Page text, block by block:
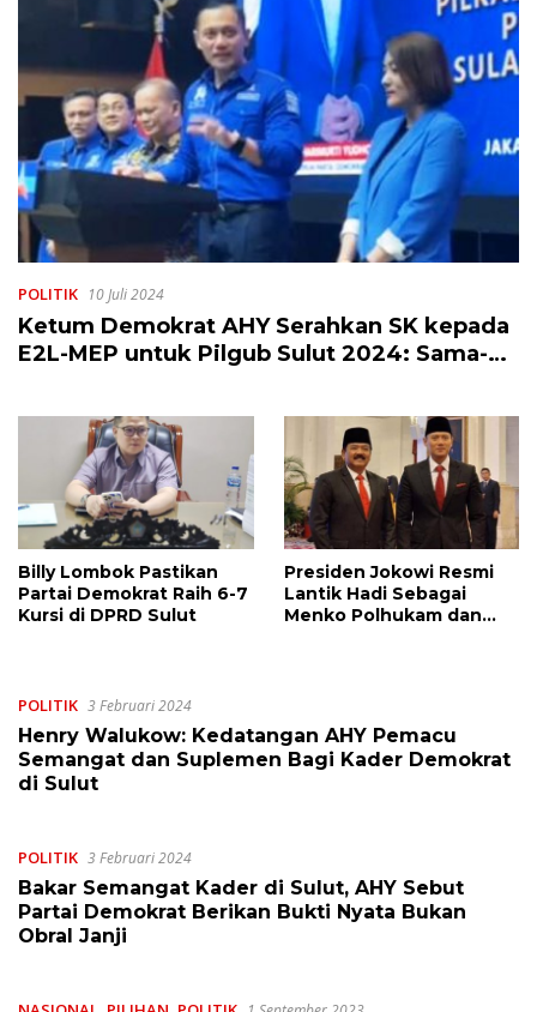
POLITIK 10 Juli 2024
Ketum Demokrat AHY Serahkan SK kepada
E2L-MEP untuk Pilgub Sulut 2024: Sama-
Billy Lombok Pastikan
Partai Demokrat Raih 6-7
Kursi di DPRD Sulut
Presiden Jokowi Resmi
Lantik Hadi Sebagai
Menko Polhukam dan
POLITIK 3 Februari 2024
Henry Walukow: Kedatangan AHY Pemacu
Semangat dan Suplemen Bagi Kader Demokrat
di Sulut
POLITIK 3 Februari 2024
Bakar Semangat Kader di Sulut, AHY Sebut
Partai Demokrat Berikan Bukti Nyata Bukan
Obral Janji